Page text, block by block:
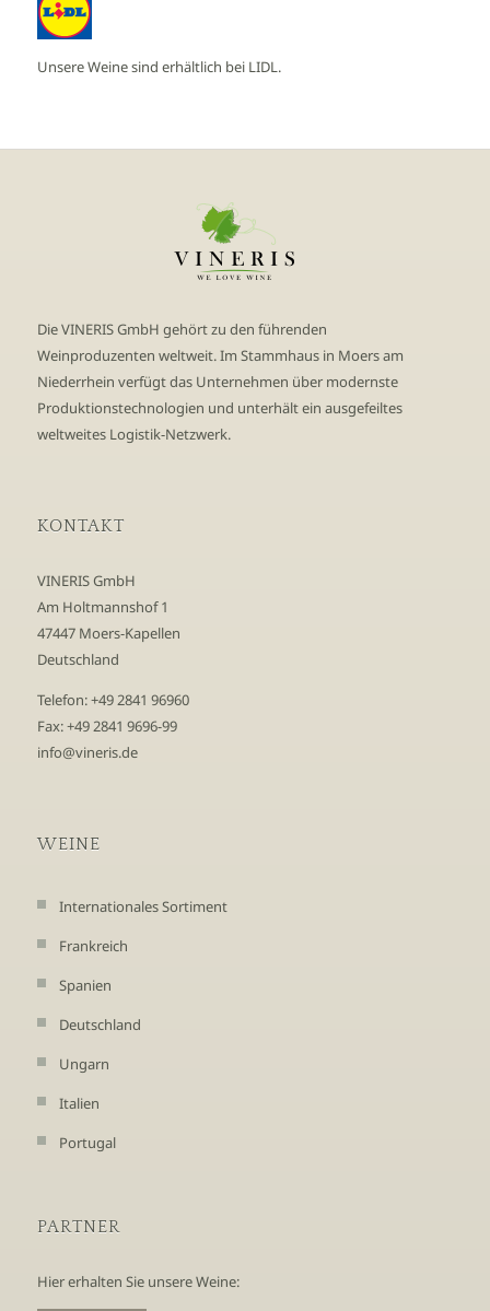
Unsere Weine sind erhältlich bei LIDL.
Die VINERIS GmbH gehört zu den führenden
Weinproduzenten weltweit. Im Stammhaus in Moers am
Niederrhein verfügt das Unternehmen über modernste
Produktionstechnologien und unterhält ein ausgefeiltes
weltweites Logistik-Netzwerk.
KONTAKT
VINERIS GmbH
Am Holtmannshof 1
47447 Moers-Kapellen
Deutschland
Telefon: +49 2841 96960
Fax: +49 2841 9696-99
info@vineris.de
WEINE
Internationales Sortiment
Frankreich
Spanien
Deutschland
Ungarn
Italien
Portugal
PARTNER
Hier erhalten Sie unsere Weine: